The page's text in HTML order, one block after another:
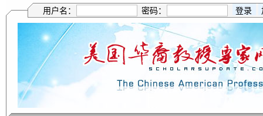
用户名： 密码：